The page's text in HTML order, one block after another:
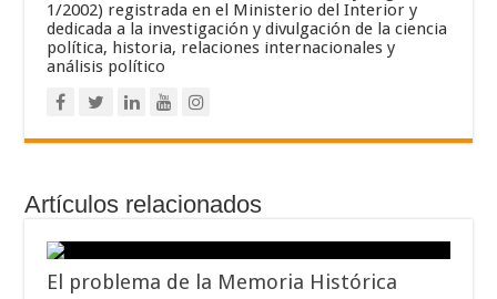
1/2002) registrada en el Ministerio del Interior y
dedicada a la investigación y divulgación de la ciencia
política, historia, relaciones internacionales y
análisis político
Artículos relacionados
El problema de la Memoria Histórica